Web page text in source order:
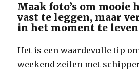
Maak foto’s om mooie
vast te leggen, maar
in het moment te
Het is een waardevolle tip
weekend zeilen met